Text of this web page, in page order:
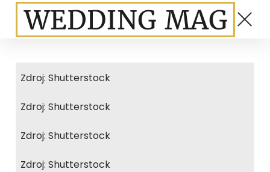
Zdroj: Shutterstock
Zdroj: Shutterstock
Zdroj: Shutterstock
Zdroj: Shutterstock